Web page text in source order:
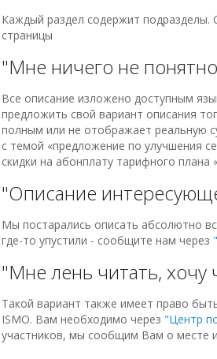
Каждый раздел содержит подразделы.
страницы
"Мне ничего не
Все описание изложено доступным
предложить свой вариант описания
полным или не отображает реальную
с темой «предложение по улучшения
скидки на абонплату тарифного плана
"Описание
Мы постарались описать абсолютно
где-то упустили - сообщите нам через
"Мне лень читать, хочу
Такой вариант также имеет право
ISMO. Вам необходимо через "Центр
участников, мы сообщим Вам о месте